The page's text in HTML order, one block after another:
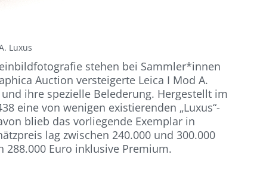
Luxus
stehen bei Sammler*innen
Auction versteigerte Leica I Mod A.
ihre spezielle Belederung. Hergestellt im
eine von wenigen existierenden „Luxus“-
blieb das vorliegende Exemplar in
lag zwischen 240.000 und 300.000
288.000 Euro inklusive Premium.